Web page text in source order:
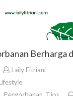
Berharga
Laily Fitriani
, Pengorbanan, Tips